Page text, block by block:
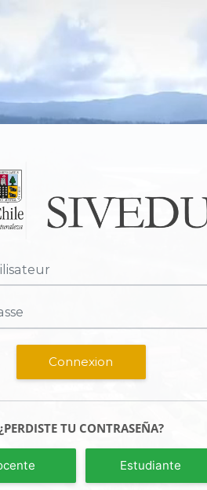
Connexion
¿PERDISTE TU CONTRASEÑA?
Estudiante